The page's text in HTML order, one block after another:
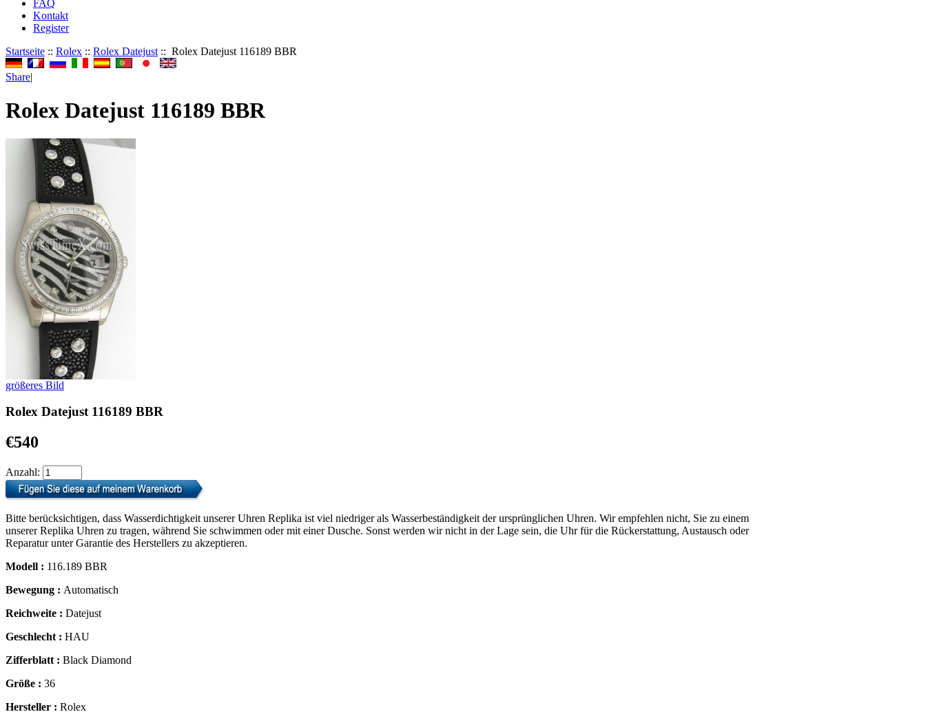
FAQ
Kontakt
Register
Startseite :: Rolex :: Rolex Datejust :: Rolex Datejust 116189 BBR
Share|
Rolex Datejust 116189 BBR
größeres Bild
Rolex Datejust 116189 BBR
€540
Anzahl:
Bitte berücksichtigen, dass Wasserdichtigkeit unserer Uhren Replika ist viel niedriger als Wasserbeständigkeit der ursprünglichen Uhren. Wir empfehlen nicht, Sie zu einem
unserer Replika Uhren zu tragen, während Sie schwimmen oder mit einer Dusche. Sonst werden wir nicht in der Lage sein, die Uhr für die Rückerstattung, Austausch oder
Reparatur unter Garantie des Herstellers zu akzeptieren.
Modell : 116.189 BBR
Bewegung : Automatisch
Reichweite : Datejust
Geschlecht : HAU
Zifferblatt : Black Diamond
Größe : 36
Hersteller : Rolex